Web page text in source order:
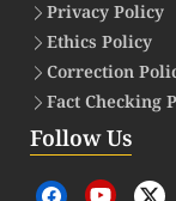
Privacy Policy
Ethics Policy
Correction
Fact Checking
Follow Us